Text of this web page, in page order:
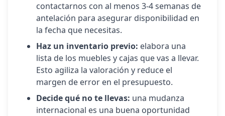
contactarnos con al menos 3-4 semanas de
antelación para asegurar disponibilidad en
la fecha que necesitas.
Haz un inventario previo: elabora una
lista de los muebles y cajas que vas a llevar.
Esto agiliza la valoración y reduce el
margen de error en el presupuesto.
Decide qué no te llevas: una mudanza
internacional es una buena oportunidad